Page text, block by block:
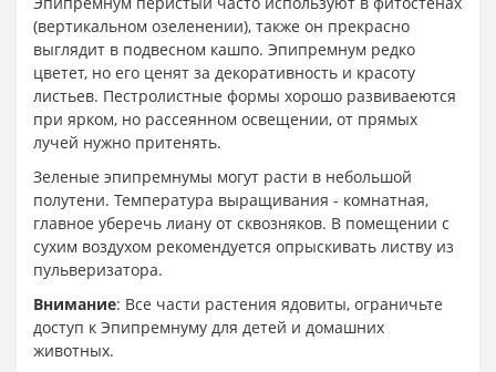
(вертикальном озеленении), также он прекрасно
выглядит в подвесном кашпо. Эпипремнум редко
цветет, но его ценят за декоративность и красоту
листьев. Пестролистные формы хорошо развиваеются
при ярком, но рассеянном освещении, от прямых
лучей нужно притенять.
Зеленые эпипремнумы могут расти в небольшой
полутени. Температура выращивания - комнатная,
главное уберечь лиану от сквозняков. В помещении с
сухим воздухом рекомендуется опрыскивать листву из
пульверизатора.
Внимание: Все части растения ядовиты, ограничьте
доступ к Эпипремнуму для детей и домашних
животных.